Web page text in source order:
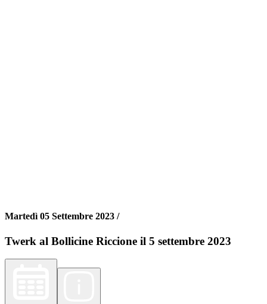
Martedì 05 Settembre 2023 /
Twerk al Bollicine Riccione il 5 settembre 2023